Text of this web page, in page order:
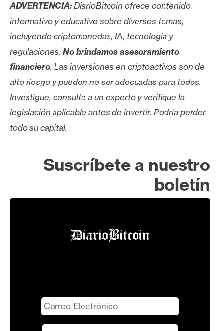
ADVERTENCIA:DiarioBitcoin ofrece contenido
informativo y educativo sobre diversos temas,
incluyendo criptomonedas, IA, tecnología y
regulaciones. No brindamos asesoramiento
financiero. Las inversiones en criptoactivos son de
alto riesgo y pueden no ser adecuadas para todos.
Investigue, consulte a un experto y verifique la
legislación aplicable antes de invertir. Podría perder
todo su capital.
Suscríbete a nuestro
boletín